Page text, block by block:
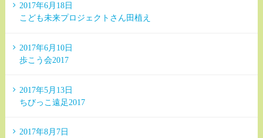
2017年6月18日
こども未来プロジェクトさん田植え
2017年6月10日
歩こう会2017
2017年5月13日
ちびっこ遠足2017
2017年8月7日